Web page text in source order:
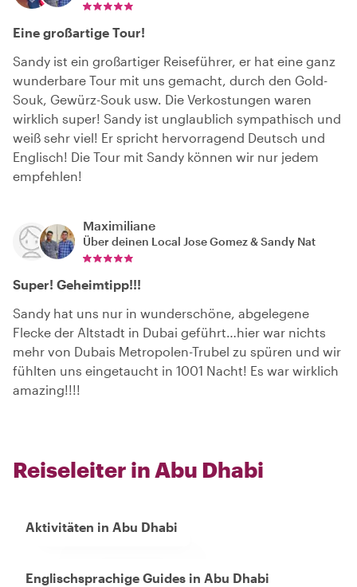
Eine großartige Tour!
Sandy ist ein großartiger Reiseführer, er hat eine ganz
wunderbare Tour mit uns gemacht, durch den Gold-
Souk, Gewürz-Souk usw. Die Verkostungen waren
wirklich super! Sandy ist unglaublich sympathisch und
weiß sehr viel! Er spricht hervorragend Deutsch und
Englisch! Die Tour mit Sandy können wir nur jedem
empfehlen!
Maximiliane
Über deinen Local Jose Gomez & Sandy Nat
Super! Geheimtipp!!!
Sandy hat uns nur in wunderschöne, abgelegene
Flecke der Altstadt in Dubai geführt…hier war nichts
mehr von Dubais Metropolen-Trubel zu spüren und wir
fühlten uns eingetaucht in 1001 Nacht! Es war wirklich
amazing!!!!
Reiseleiter in Abu Dhabi
Aktivitäten in Abu Dhabi
Englischsprachige Guides in Abu Dhabi